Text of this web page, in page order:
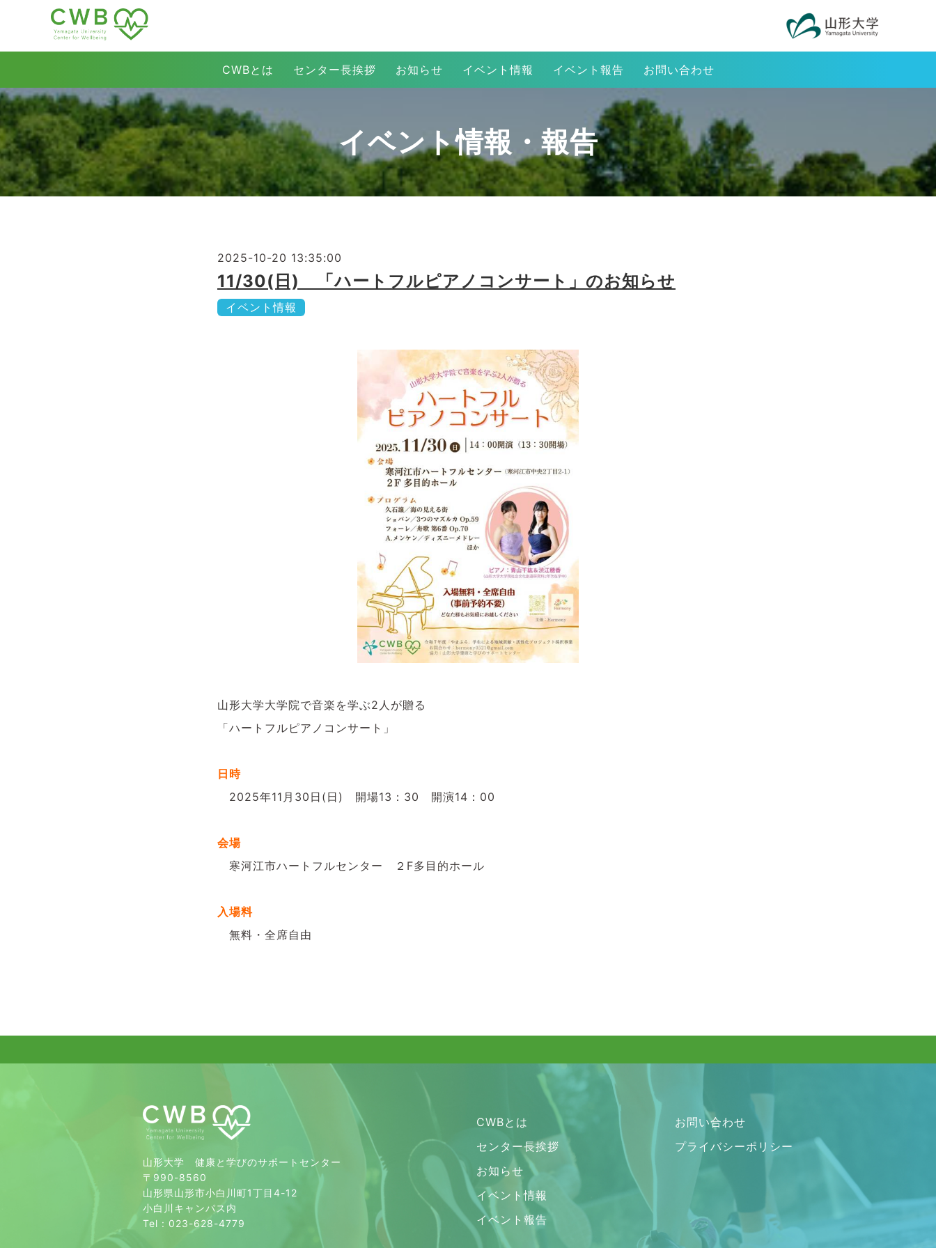
CWBとは センター長挨拶 お知らせ イベント情報 イベント報告 お問い合わせ
イベント情報・報告
2025-10-20 13:35:00
11/30(日) 「ハートフルピアノコンサート」のお知らせ
イベント情報
山形大学大学院で音楽を学ぶ2 人が贈る
「ハートフルピアノコンサート」
日時
2025年11 月 30 日 ( 日 ) 開場13 ： 30 開演14 ： 00
会場
寒河江市ハートフルセンター ２ F多目的ホール
入場料
無料・全席自由
山形大学 健康と学びのサポートセンター
〒990-8560
山形県山形市小白川町1丁目4-12
小白川キャンパス内
Tel : 023-628-4779
CWBとは
センター長挨拶
お知らせ
イベント情報
イベント報告
お問い合わせ
プライバシーポリシー